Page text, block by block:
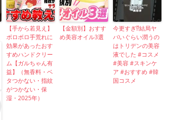
【手から若見え】
ボロボロ手荒れに
効果があったおす
すめハンドクリー
ム【ガルちゃん有
益】（無香料・ベ
タつかない・指紋
がつかない・保
湿・2025年）
【金額別】おすす
め美容オイル3選
今更すぎ⁉︎結局ヤ
バいぐらい潤うの
はトリデンの美容
液でした #コスメ
#美容 #スキンケ
ア #おすすめ #韓
国コスメ